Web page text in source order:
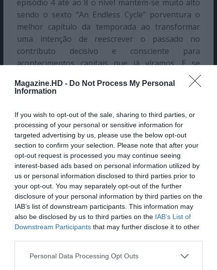
Magazine.HD - Do Not Process My Personal
Information
If you wish to opt-out of the sale, sharing to third parties, or
processing of your personal or sensitive information for
targeted advertising by us, please use the below opt-out
section to confirm your selection. Please note that after your
opt-out request is processed you may continue seeing
interest-based ads based on personal information utilized by
us or personal information disclosed to third parties prior to
your opt-out. You may separately opt-out of the further
disclosure of your personal information by third parties on the
IAB’s list of downstream participants. This information may
also be disclosed by us to third parties on the IAB’s List of
Downstream Participants that may further disclose it to other
Personal Data Processing Opt Outs
episódio 4 até ao 8 o nível mantém-se muito alto
sendo o sexto “An Endless Cycle” porventura o
melhor capítulo da temporada ao transformar
uma intenção de reescrever o passado no
contributo decisivo e consciente para
acontecimentos capitais que já víramos. E se
Mikkel ser Michael fora o principal momento
alucinogénico da temporada 1, o que dizer agora
Dark © Netflix
Até há alguns dias, “Chernobyl”, “Fleabag” e